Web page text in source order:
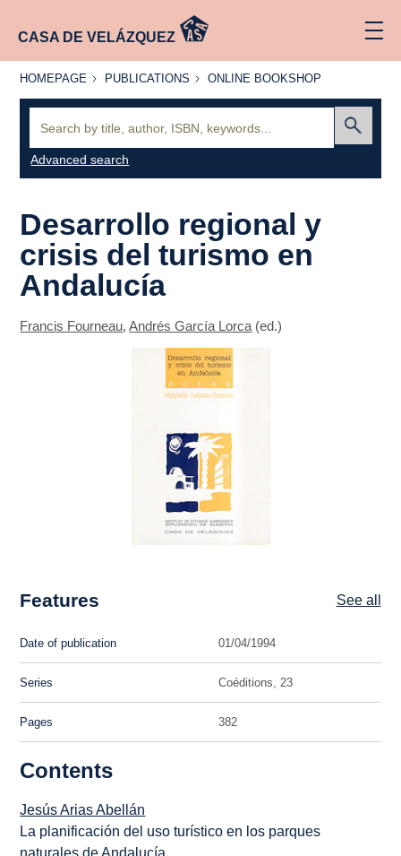
CASA DE VELÁZQUEZ
HOMEPAGE
HOMEPAGE PUBLICATIONS
PUBLICATIONS
ONLINE
ONLINE BOOKSHOP
Advanced search
Desarrollo regional y
crisis del turismo en
Andalucía
Francis Fourneau,Andrés García Lorca (ed.)
Features See all
Date of publication 01/04/1994
Series Coéditions, 23
Pages 382
Contents
Jesús Arias Abellán
La planificación del uso turístico en los parques